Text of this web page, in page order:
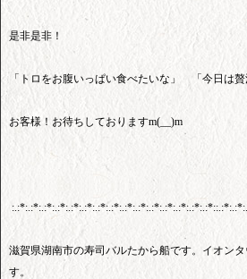
是非是非！
「トロをお腹いっぱい食べたいな」 「今日は贅
お客様！お待ちしておりますm(__)m
滋賀県湖南市の寿司バルたから船です。イオン
す。